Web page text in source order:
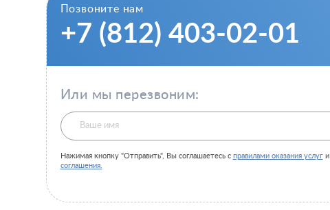
Позвоните нам
+7 (812) 403-02-01
Или мы перезвоним:
Нажимая кнопку "Отправить", Вы соглашаетесь с правилами оказания услуги
соглашения.